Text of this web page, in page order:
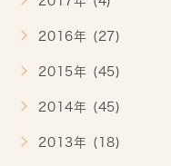
2016年 (27)
2015年 (45)
2014年 (45)
2013年 (18)